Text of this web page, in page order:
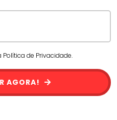
de Privacidade.
AGORA!